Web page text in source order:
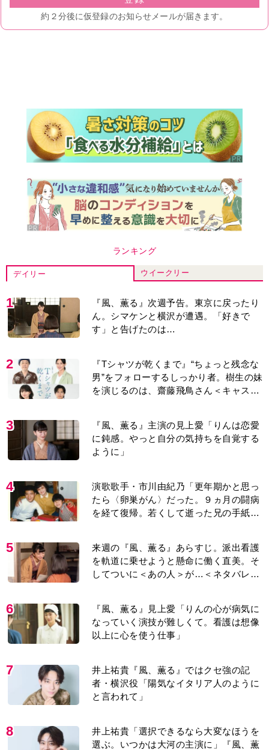
ランキング
デイリー ウイークリー
1
『風、薫る』次週予告。東京に戻ったり
ん。シマケンと横沢が遭遇。「好きで
す」と告げたのは…
2
『Tシャツが乾くまで』“ちょっと残念な
男”をフォローするしっかり者。樹生の妹
を演じるのは、齋藤飛鳥さん＜キャスト
3
『風、薫る』主演の見上愛「りんは恋愛
に鈍感。やっと自分の気持ちを自覚する
ように」
4
演歌歌手・市川由紀乃「更年期かと思っ
たら〈卵巣がん〉だった。９ヵ月の闘病
を経て復帰。若くして逝った兄の手紙を
5
来週の『風、薫る』あらすじ。派出看護
を軌道に乗せようと懸命に働く直美。そ
してついに＜あの人＞が…＜ネタバレあ
6
『風、薫る』見上愛「りんの心が病気に
なっていく演技が難しくて。看護は想像
以上に心を使う仕事」
7
井上祐貴『風、薫る』ではクセ強の記
者・横沢役「陽気なイタリア人のように
と言われて」
8
井上祐貴「選択できるなら大変なほうを
選ぶ。いつかは大河の主演に」『風、薫